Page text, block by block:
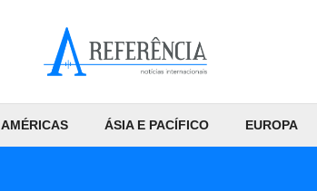
AMÉRICAS ÁSIA E PACÍFICO EUROPA